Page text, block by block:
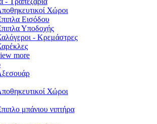
Χώροι
Εισόδου
Υποδοχής
- Κρεμάστρες
more
Χώροι
μπάνιου νιπτήρα